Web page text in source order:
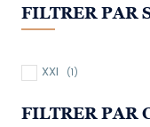
FILTRER PAR
XXI (1)
FILTRER PAR